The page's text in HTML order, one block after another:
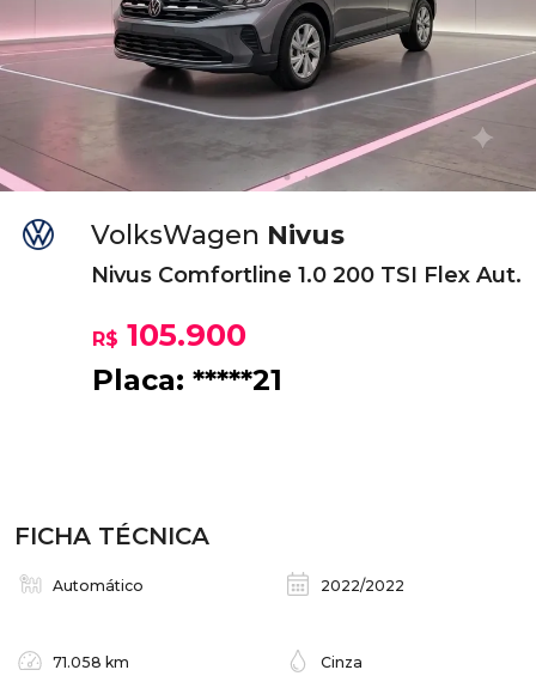
VolksWagen Nivus
Nivus Comfortline 1.0 200 TSI Flex Aut.
R$ 105.900
Placa: *****21
FICHA TÉCNICA
Automático 2022/2022
71.058 km Cinza